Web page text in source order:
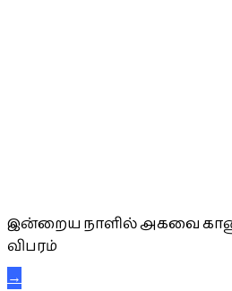
இன்றைய நாளில் அகவை
விபரம்
→